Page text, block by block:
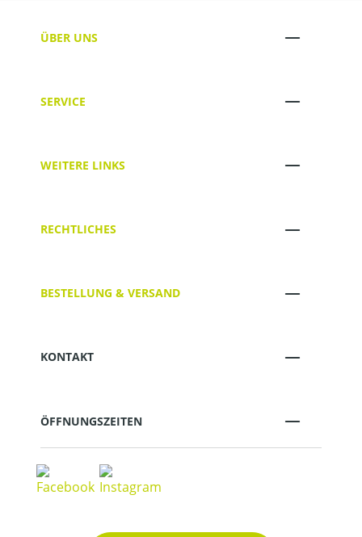
ÜBER UNS
SERVICE
WEITERE LINKS
RECHTLICHES
BESTELLUNG & VERSAND
KONTAKT
ÖFFNUNGSZEITEN